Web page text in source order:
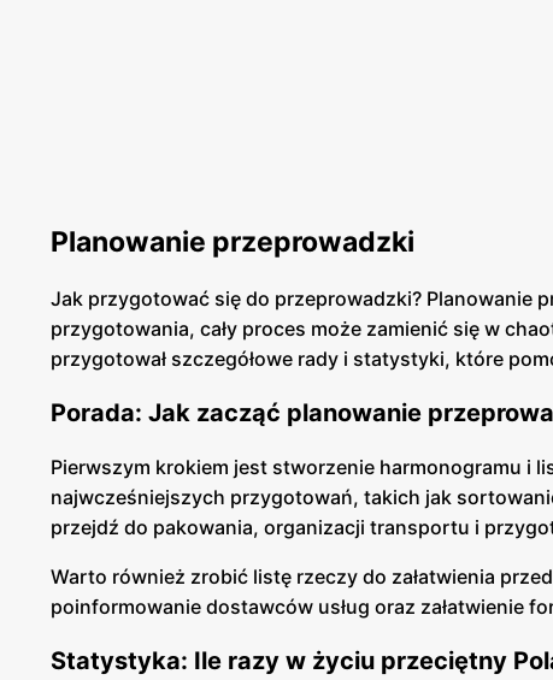
Planowanie przeprowadzki
Jak przygotować się do przeprowadzki? Planowanie
przygotowania, cały proces może zamienić się w
przygotował szczegółowe rady i statystyki, które
Porada: Jak zacząć planowanie
Pierwszym krokiem jest stworzenie harmonogramu i
najwcześniejszych przygotowań, takich jak
przejdź do pakowania, organizacji transportu i
Warto również zrobić listę rzeczy do załatwienia
poinformowanie dostawców usług oraz załatwienie
Statystyka: Ile razy w życiu przeciętny